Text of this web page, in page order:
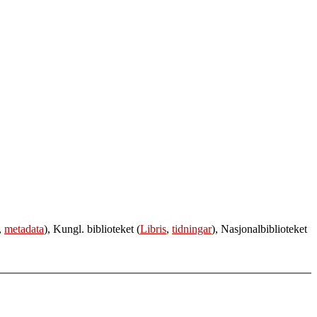
metadata), Kungl. biblioteket (Libris, tidningar), Nasjonalbiblioteket